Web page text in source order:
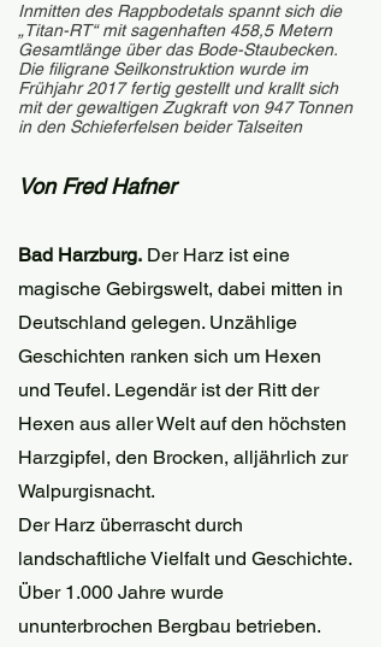
Inmitten des Rappbodetals spannt sich die
„Titan-RT“ mit sagenhaften 458,5 Metern
Gesamtlänge über das Bode-Staubecken.
Die filigrane Seilkonstruktion wurde im
Frühjahr 2017 fertig gestellt und krallt sich
mit der gewaltigen Zugkraft von 947 Tonnen
in den Schieferfelsen beider Talseiten
Von Fred Hafner
Bad Harzburg. Der Harz ist eine
magische Gebirgswelt, dabei mitten in
Deutschland gelegen. Unzählige
Geschichten ranken sich um Hexen
und Teufel. Legendär ist der Ritt der
Hexen aus aller Welt auf den höchsten
Harzgipfel, den Brocken, alljährlich zur
Walpurgisnacht.
Der Harz überrascht durch
landschaftliche Vielfalt und Geschichte.
Über 1.000 Jahre wurde
ununterbrochen Bergbau betrieben.